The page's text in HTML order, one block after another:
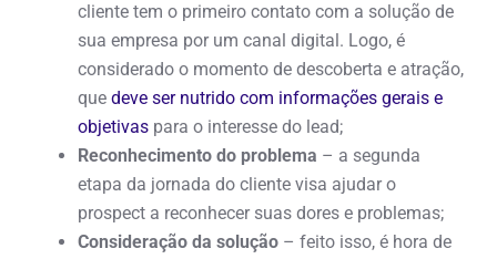
cliente tem o primeiro contato com a solução de
sua empresa por um canal digital. Logo, é
considerado o momento de descoberta e atração,
que deve ser nutrido com informações gerais e
objetivas para o interesse do lead;
Reconhecimento do problema – a segunda
etapa da jornada do cliente visa ajudar o
prospect a reconhecer suas dores e problemas;
Consideração da solução – feito isso, é hora de